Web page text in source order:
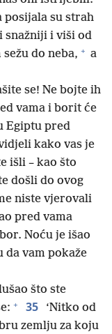
posijala su strah
snažniji i viši od
do neba, + a
se! Ne bojte ih
vama i borit će
Egiptu pred
kako vas je
išli – kao što
došli do ovog
niste vjerovali
pred vama
Noću je išao
da vam pokaže
što ste
+ 35
‘Nitko od
zemlju za koju